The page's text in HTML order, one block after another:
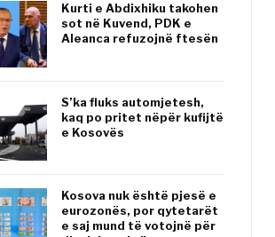
Kurti e Abdixhiku takohen
sot në Kuvend, PDK e
Aleanca refuzojnë ftesën
S’ka fluks automjetesh,
kaq po pritet nëpër kufijtë
e Kosovës
Kosova nuk është pjesë e
eurozonës, por qytetarët
e saj mund të votojnë për